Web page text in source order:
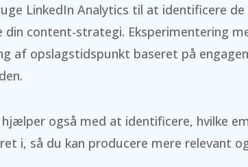
LinkedIn Analytics til at identificere
din content-strategi. Eksperimentering
af opslagstidspunkt baseret på
også med at identificere, hvilke
i, så du kan producere mere relevant